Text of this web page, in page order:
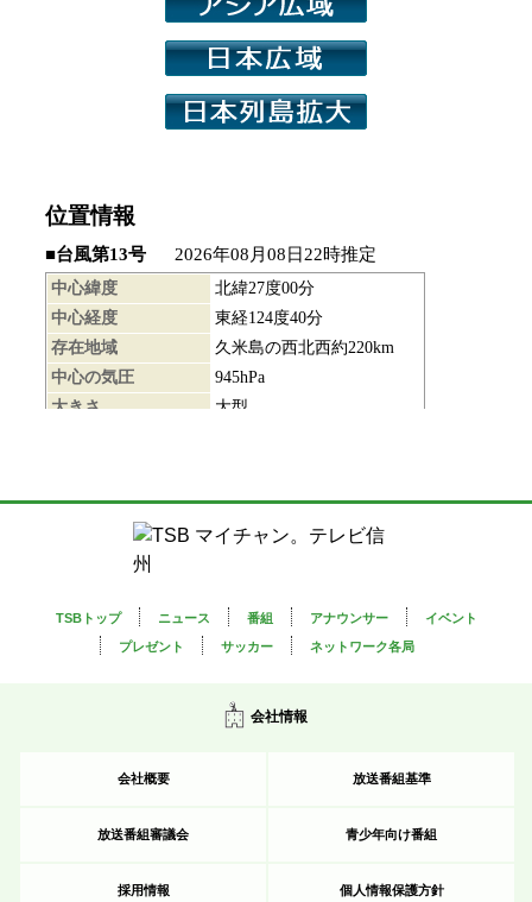
台風情報
紫外線情報
TSBトップ ニュース 番組 アナウンサー
イベント
プレゼント
サッカー ネットワーク各局
会社情報
会社概要 放送番組基準
放送番組審議会 青少年向け番組
採用情報 個人情報保護方針